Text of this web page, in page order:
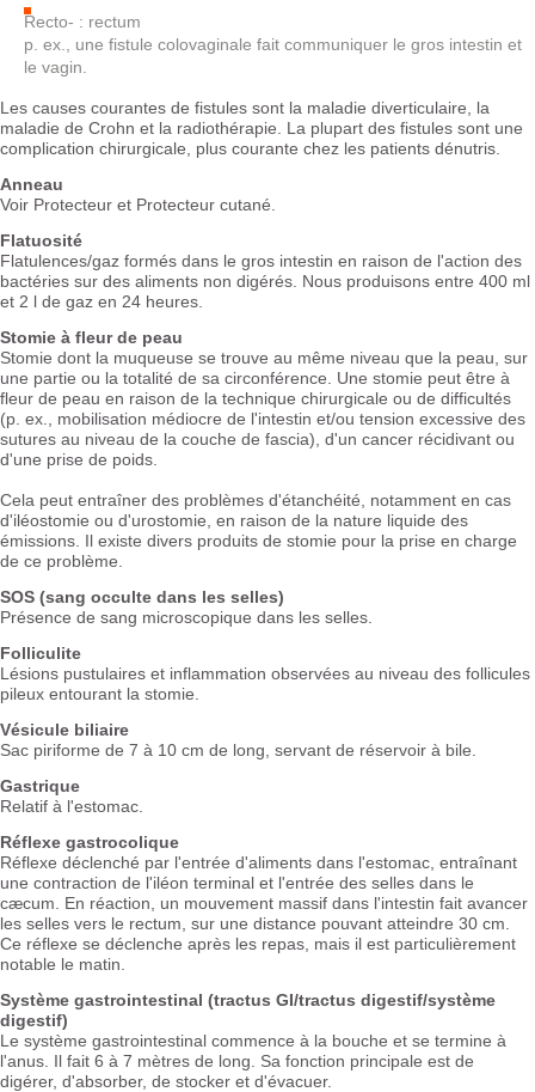
Recto- : rectum
p. ex., une fistule colovaginale fait communiquer le gros intestin et
le vagin.
Les causes courantes de fistules sont la maladie diverticulaire, la
maladie de Crohn et la radiothérapie. La plupart des fistules sont une
complication chirurgicale, plus courante chez les patients dénutris.
Anneau
Voir Protecteur et Protecteur cutané.
Flatuosité
Flatulences/gaz formés dans le gros intestin en raison de l'action des
bactéries sur des aliments non digérés. Nous produisons entre 400 ml
et 2 l de gaz en 24 heures.
Stomie à fleur de peau
Stomie dont la muqueuse se trouve au même niveau que la peau, sur
une partie ou la totalité de sa circonférence. Une stomie peut être à
fleur de peau en raison de la technique chirurgicale ou de difficultés
(p. ex., mobilisation médiocre de l'intestin et/ou tension excessive des
sutures au niveau de la couche de fascia), d'un cancer récidivant ou
d'une prise de poids.
Cela peut entraîner des problèmes d'étanchéité, notamment en cas
d'iléostomie ou d'urostomie, en raison de la nature liquide des
émissions. Il existe divers produits de stomie pour la prise en charge
de ce problème.
SOS (sang occulte dans les selles)
Présence de sang microscopique dans les selles.
Folliculite
Lésions pustulaires et inflammation observées au niveau des follicules
pileux entourant la stomie.
Vésicule biliaire
Sac piriforme de 7 à 10 cm de long, servant de réservoir à bile.
Gastrique
Relatif à l'estomac.
Réflexe gastrocolique
Réflexe déclenché par l'entrée d'aliments dans l'estomac, entraînant
une contraction de l'iléon terminal et l'entrée des selles dans le
cæcum. En réaction, un mouvement massif dans l'intestin fait avancer
les selles vers le rectum, sur une distance pouvant atteindre 30 cm.
Ce réflexe se déclenche après les repas, mais il est particulièrement
notable le matin.
Système gastrointestinal (tractus GI/tractus digestif/système
digestif)
Le système gastrointestinal commence à la bouche et se termine à
l'anus. Il fait 6 à 7 mètres de long. Sa fonction principale est de
digérer, d'absorber, de stocker et d'évacuer.